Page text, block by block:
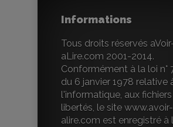
Informations
Tous droits réservés
aLire.com 2001-2014.
Conformément à la loi n°
du 6 janvier 1978 relative
l'informatique, aux
libertés, le site www.avoir-
alire.com est enregistré à